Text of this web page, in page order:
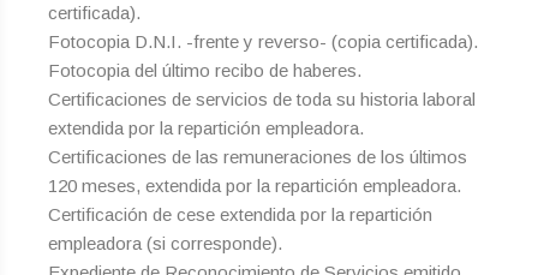
certificada).
Fotocopia D.N.I. -frente y reverso- (copia certificada).
Fotocopia del último recibo de haberes.
Certificaciones de servicios de toda su historia laboral
extendida por la repartición empleadora.
Certificaciones de las remuneraciones de los últimos
120 meses, extendida por la repartición empleadora.
Certificación de cese extendida por la repartición
empleadora (si corresponde).